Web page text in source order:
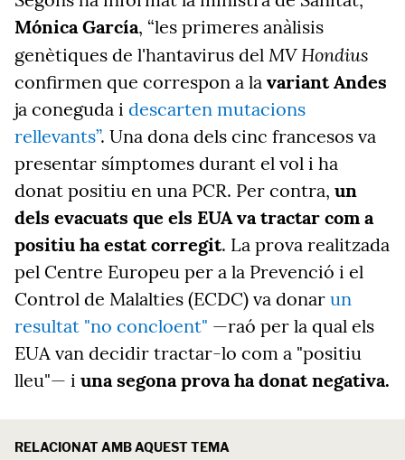
Mónica García, “les primeres anàlisis
genètiques de l'hantavirus del MV Hondius
confirmen que correspon a la variant Andes
ja coneguda i descarten mutacions
rellevants”. Una dona dels cinc francesos va
presentar símptomes durant el vol i ha
donat positiu en una PCR. Per contra, un
dels evacuats que els EUA va tractar com a
positiu ha estat corregit. La prova realitzada
pel Centre Europeu per a la Prevenció i el
Control de Malalties (ECDC) va donar un
resultat "no concloent" —raó per la qual els
EUA van decidir tractar-lo com a "positiu
lleu"— i una segona prova ha donat negativa.
RELACIONAT AMB AQUEST TEMA